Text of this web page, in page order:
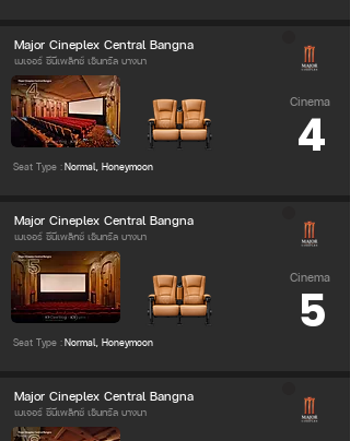
Major Cineplex Central Bangna
เมเจอร์ ซีนีเพล็กซ์ เซ็นทรัล บางนา
Cinema
4
Seat Type :Normal, Honeymoon
Major Cineplex Central Bangna
เมเจอร์ ซีนีเพล็กซ์ เซ็นทรัล บางนา
Cinema
5
Seat Type :Normal, Honeymoon
Major Cineplex Central Bangna
เมเจอร์ ซีนีเพล็กซ์ เซ็นทรัล บางนา